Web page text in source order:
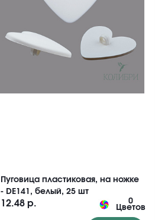
Пуговица пластиковая, на ножке
- DE141, белый, 25 шт
12.48 р. 0
Цветов